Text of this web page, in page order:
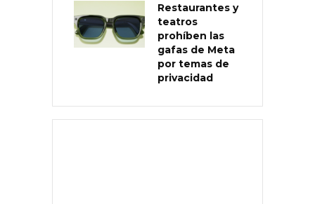
Restaurantes y
teatros
prohíben las
gafas de Meta
por temas de
privacidad